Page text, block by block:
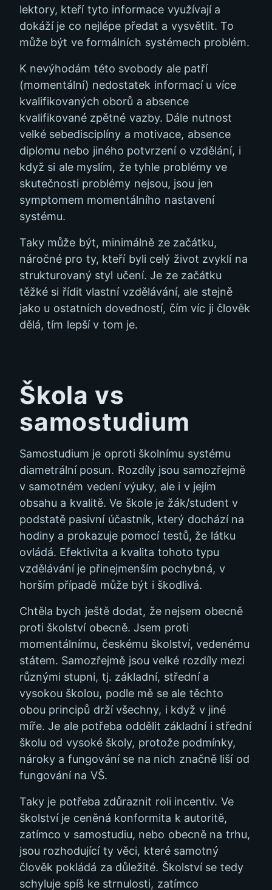
lektory, kteří tyto informace využívají a
dokáží je co nejlépe předat a vysvětlit. To
může být ve formálních systémech problém.
K nevýhodám této svobody ale patří
(momentální) nedostatek informací u více
kvalifikovaných oborů a absence
kvalifikované zpětné vazby. Dále nutnost
velké sebedisciplíny a motivace, absence
diplomu nebo jiného potvrzení o vzdělání, i
když si ale myslím, že tyhle problémy ve
skutečnosti problémy nejsou, jsou jen
symptomem momentálního nastavení
systému.
Taky může být, minimálně ze začátku,
náročné pro ty, kteří byli celý život zvyklí na
strukturovaný styl učení. Je ze začátku
těžké si řídit vlastní vzdělávání, ale stejně
jako u ostatních dovedností, čím víc ji člověk
dělá, tím lepší v tom je.
Škola vs
samostudium
Samostudium je oproti školnímu systému
diametrální posun. Rozdíly jsou samozřejmě
v samotném vedení výuky, ale i v jejím
obsahu a kvalitě. Ve škole je žák/student v
podstatě pasivní účastník, který dochází na
hodiny a prokazuje pomocí testů, že látku
ovládá. Efektivita a kvalita tohoto typu
vzdělávání je přinejmenším pochybná, v
horším případě může být i škodlivá.
Chtěla bych ještě dodat, že nejsem obecně
proti školství obecně. Jsem proti
momentálnímu, českému školství, vedenému
státem. Samozřejmě jsou velké rozdíly mezi
různými stupni, tj. základní, střední a
vysokou školou, podle mě se ale těchto
obou principů drží všechny, i když v jiné
míře. Je ale potřeba oddělit základní i střední
školu od vysoké školy, protože podmínky,
nároky a fungování se na nich značně liší od
fungování na VŠ.
Taky je potřeba zdůraznit roli incentiv. Ve
školství je ceněná konformita k autoritě,
zatímco v samostudiu, nebo obecně na trhu,
jsou rozhodující ty věci, které samotný
člověk pokládá za důležité. Školství se tedy
schyluje spíš ke strnulosti, zatímco